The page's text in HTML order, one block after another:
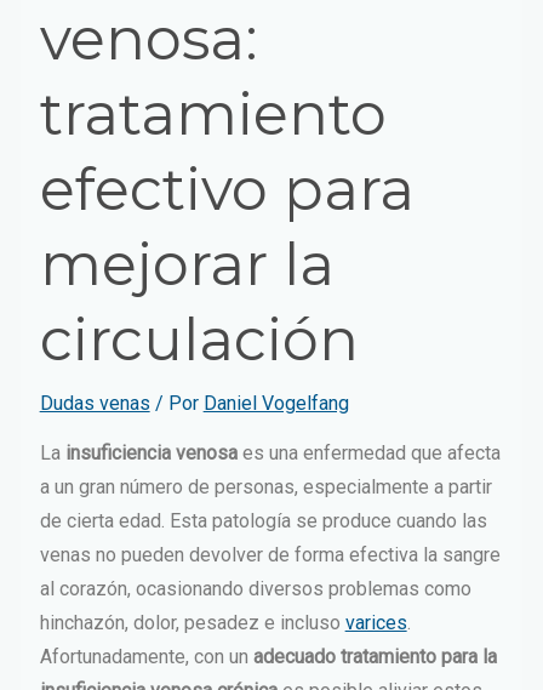
venosa:
tratamiento
efectivo para
mejorar la
circulación
Dudas venas / Por Daniel Vogelfang
La insuficiencia venosaes una enfermedad que afecta
a un gran número de personas, especialmente a partir
de cierta edad. Esta patología se produce cuando las
venas no pueden devolver de forma efectiva la sangre
al corazón, ocasionando diversos problemas como
hinchazón, dolor, pesadez e incluso varices.
Afortunadamente, con un adecuado tratamiento para la